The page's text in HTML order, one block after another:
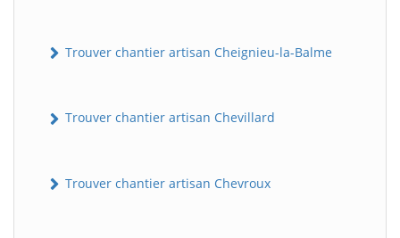
Trouver chantier artisan Cheignieu-la-Balme
Trouver chantier artisan Chevillard
Trouver chantier artisan Chevroux